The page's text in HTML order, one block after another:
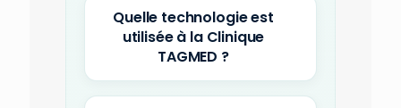
Quelle technologie est
utilisée à la Clinique
TAGMED ?